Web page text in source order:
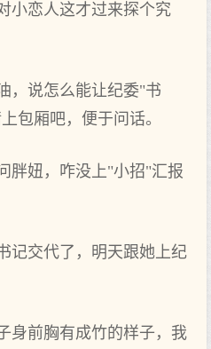
小恋人这才过来探个究
，说怎么能让纪委"书
包厢吧，便于问话。
胖妞，咋没上"小招"汇报
记交代了，明天跟她上纪
身前胸有成竹的样子，我